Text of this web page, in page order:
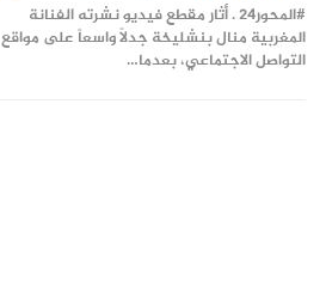
#المحور24 . أثار مقطع فيديو نشرته الفنانة
المغربية منال بنشليخة جدلاً واسعاً على مواقع
التواصل الاجتماعي، بعدما…